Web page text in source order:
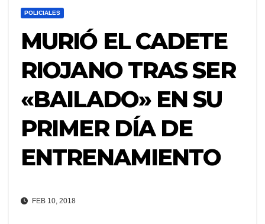
POLICIALES
MURIÓ EL CADETE
RIOJANO TRAS SER
«BAILADO» EN SU
PRIMER DÍA DE
ENTRENAMIENTO
FEB 10, 2018